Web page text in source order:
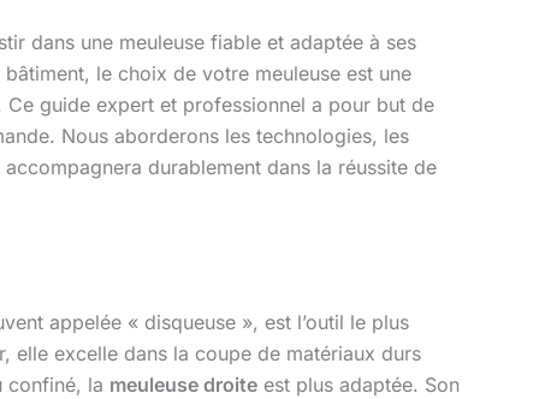
dans une meuleuse fiable et adaptée à ses
le choix de votre meuleuse est une
guide expert et professionnel a pour but de
Nous aborderons les technologies, les
durablement dans la réussite de
appelée « disqueuse », est l’outil le plus
elle excelle dans la coupe de matériaux durs
confiné, la meuleuse droite est plus adaptée. Son